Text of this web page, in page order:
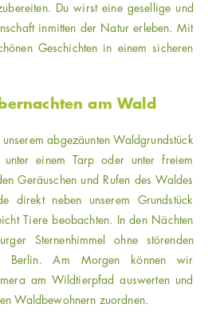
Du wirst eine gesellige und
inmitten der Natur erleben. Mit
Geschichten in einem sicheren
am Wald
abgezäunten Waldgrundstück
einem Tarp oder unter freiem
Geräuschen und Rufen des Waldes
direkt neben unserem Grundstück
Tiere beobachten. In den Nächten
Sternenhimmel ohne störenden
Berlin. Am Morgen können wir
am Wildtierpfad auswerten und
Waldbewohnern zuordnen.